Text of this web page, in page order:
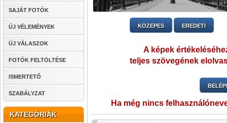
SAJÁT FOTÓK
ÚJ VÉLEMÉNYEK
ÚJ VÁLASZOK
FOTÓK FELTÖLTÉSE
ISMERTETŐ
SZABÁLYZAT
KATEGÓRIÁK
KÖZEPES EREDETI
A képek
teljes szövegének
Ha még nincs